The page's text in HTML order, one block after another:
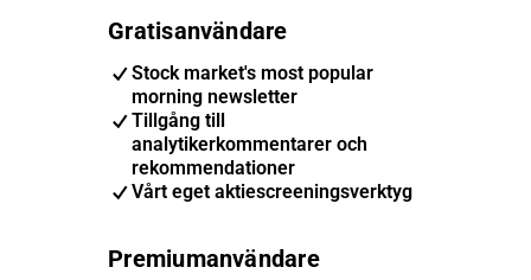
Gratisanvändare
Stock market's most popular
morning newsletter
Tillgång till
analytikerkommentarer och
rekommendationer
Vårt eget aktiescreeningsverktyg
Premiumanvändare